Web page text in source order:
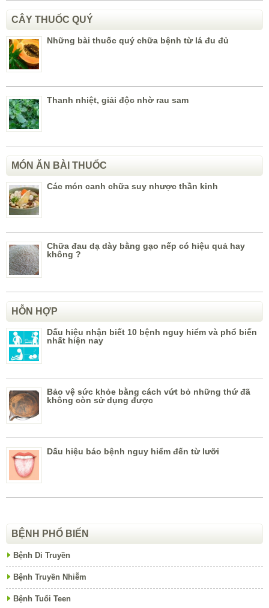
CÂY THUỐC QUÝ
Những bài thuốc quý chữa bệnh từ lá đu đủ
Thanh nhiệt, giải độc nhờ rau sam
MÓN ĂN BÀI THUỐC
Các món canh chữa suy nhược thần kinh
Chữa đau dạ dày bằng gạo nếp có hiệu quả hay
không ?
HỖN HỢP
Dấu hiệu nhận biết 10 bệnh nguy hiểm và phổ biến
nhất hiện nay
Bảo vệ sức khỏe bằng cách vứt bỏ những thứ đã
không còn sử dụng được
Dấu hiệu báo bệnh nguy hiểm đến từ lưỡi
BỆNH PHỔ BIẾN
Bệnh Di Truyền
Bệnh Truyền Nhiễm
Bệnh Tuổi Teen